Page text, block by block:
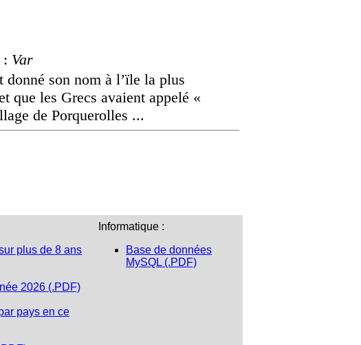
: Var
donné son nom à l’ïle la plus
que les Grecs avaient appelé «
de Porquerolles ...
plus de 8 ans
2026 (.PDF)
pays en ce
Informatique :
Base de données
MySQL (.PDF)